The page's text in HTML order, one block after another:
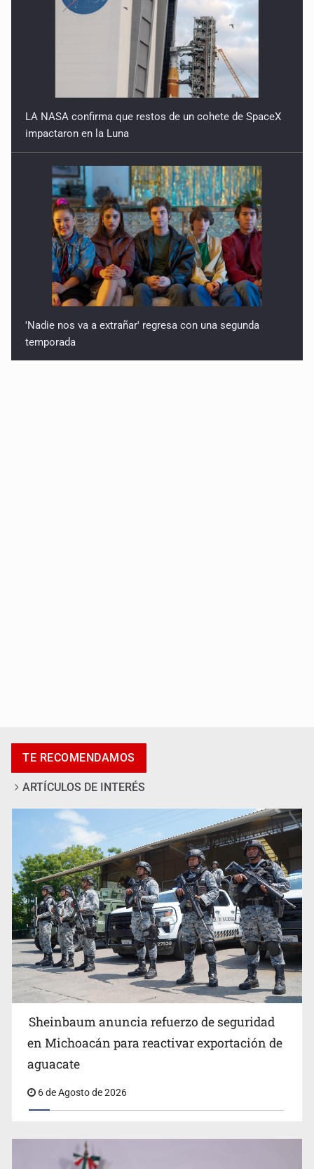
LA NASA confirma que restos de un cohete de SpaceX
impactaron en la Luna
'Nadie nos va a extrañar' regresa con una segunda
temporada
por falta de municiones
Anuncian comité ciudadano para exigir la liberación de
Ernesto Ruffo
Impulsan jornada informativa sobre epilepsia en Six
TE RECOMENDAMOS
ARTÍCULOS DE INTERÉS
Sheinbaum anuncia refuerzo de seguridad
en Michoacán para reactivar exportación de
aguacate
6 de Agosto de 2026